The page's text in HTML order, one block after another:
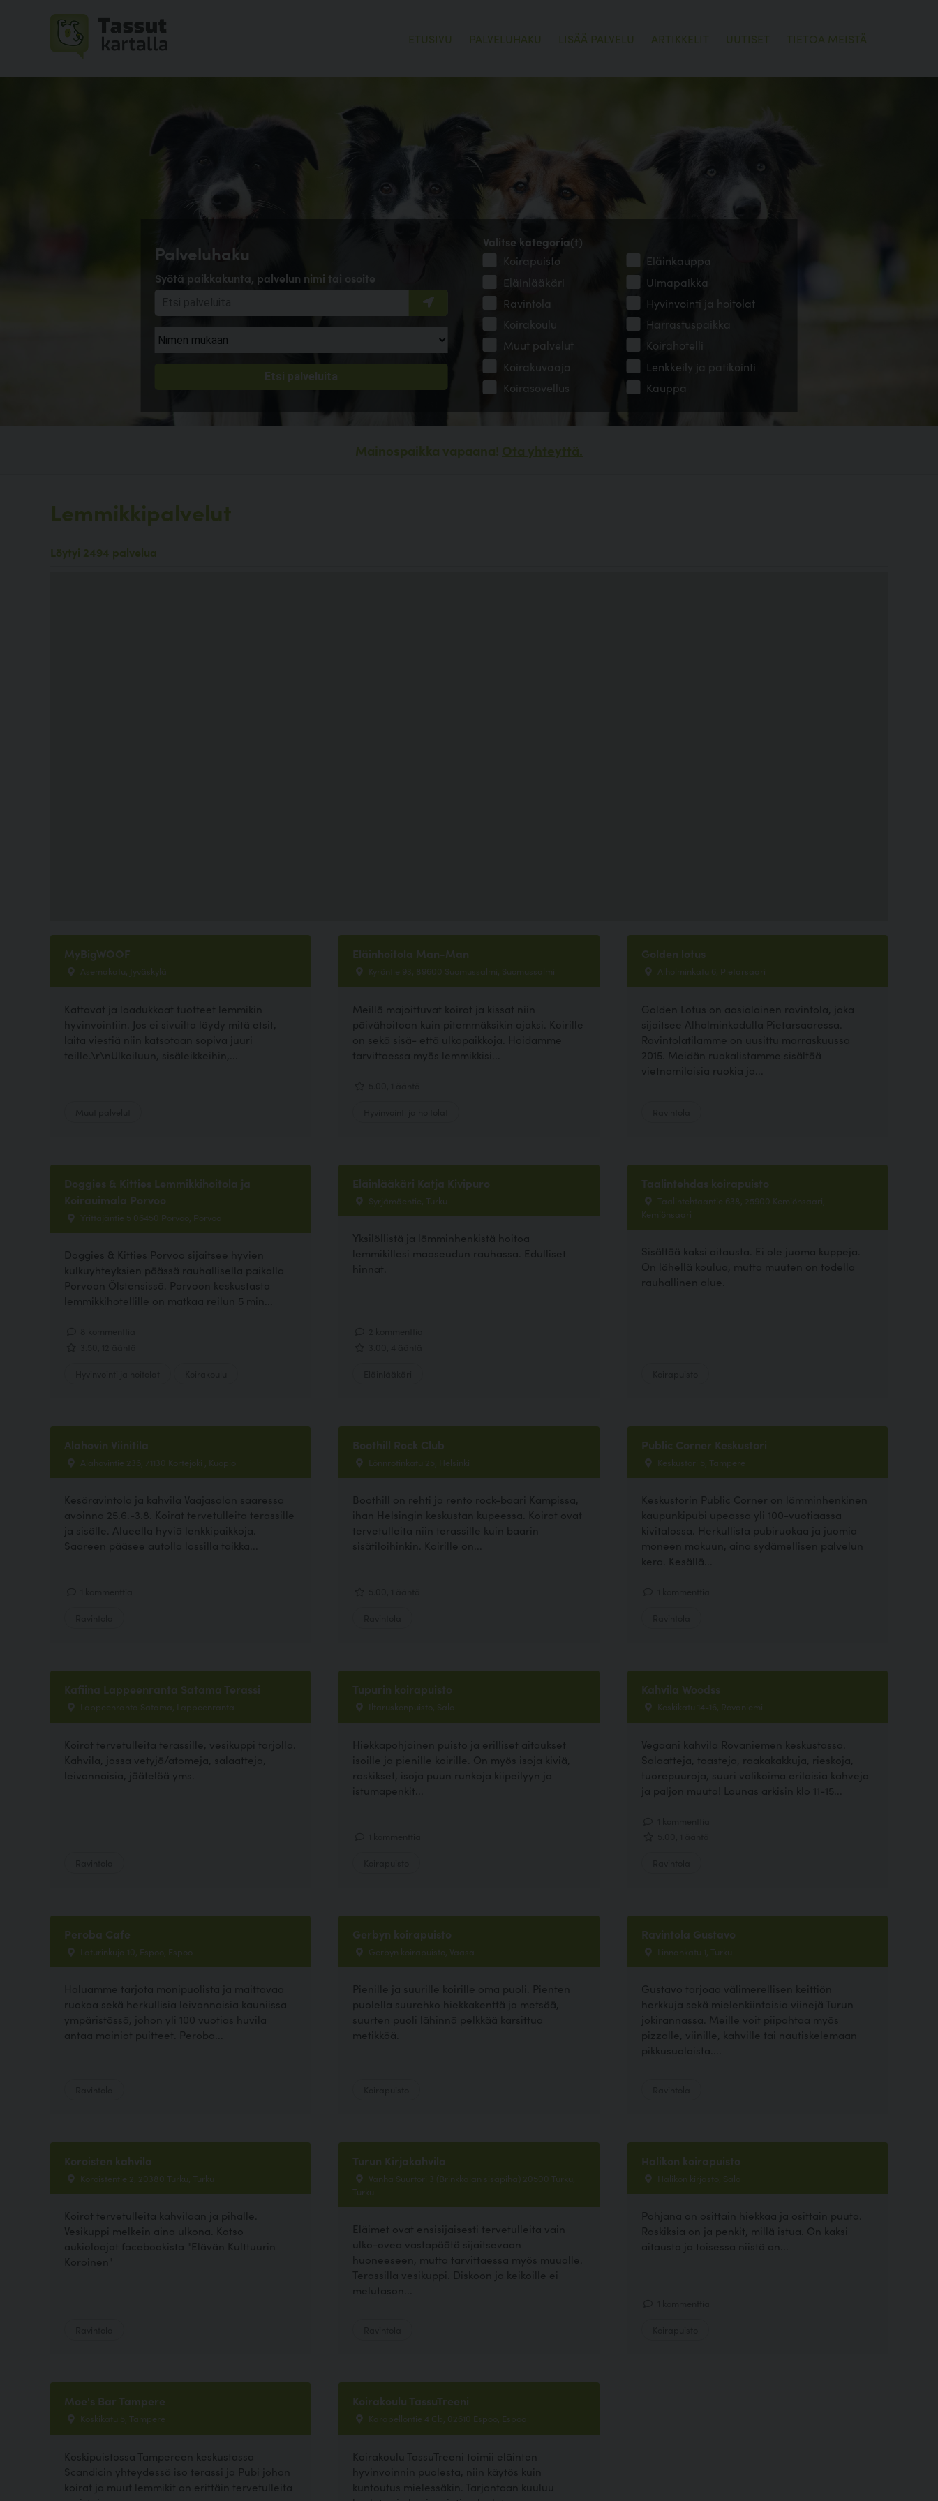
ETUSIVU PALVELUHAKU LISÄÄ PALVELU ARTIKKELIT UUTISET TIETOA MEISTÄ
Palveluhaku
Syötä paikkakunta, palvelun nimi tai osoite
Valitse kategoria(t)
Koirapuisto
Eläinkauppa
Eläinlääkäri
Uimapaikka
Ravintola
Hyvinvointi ja hoitolat
Koirakoulu
Harrastuspaikka
Muut palvelut
Koirahotelli
Koirakuvaaja
Lenkkeily ja patikointi
Koirasovellus
Kauppa
Mainospaikka vapaana! Ota yhteyttä.
Lemmikkipalvelut
Löytyi 2494 palvelua
MyBigWOOF
Asemakatu, Jyväskylä
Kattavat ja laadukkaat tuotteet lemmikin
hyvinvointiin. Jos ei sivuilta löydy mitä etsit,
laita viestiä niin katsotaan sopiva juuri
teille.\r\nUlkoiluun, sisäleikkeihin,...
Eläinhoitola Man-Man
Kyröntie 93, 89600 Suomussalmi, Suomussalmi
Meillä majoittuvat koirat ja kissat niin
päivähoitoon kuin pitemmäksikin ajaksi. Koirille
on sekä sisä- että ulkopaikkoja. Hoidamme
tarvittaessa myös lemmikkisi...
Golden lotus
Alholminkatu 6, Pietarsaari
Golden Lotus on aasialainen ravintola, joka
sijaitsee Alholminkadulla Pietarsaaressa.
Ravintolatilamme on uusittu marraskuussa
2015. Meidän ruokalistamme sisältää
vietnamilaisia ruokia ja...
Doggies & Kitties Lemmikkihoitola ja
Koirauimala Porvoo
Yrittäjäntie 5 06450 Porvoo, Porvoo
Doggies & Kitties Porvoo sijaitsee hyvien
kulkuyhteyksien päässä rauhallisella paikalla
Porvoon Ölstensissä. Porvoon keskustasta
lemmikkihotellille on matkaa reilun 5 min...
Eläinlääkäri Katja Kivipuro
Syrjämäentie, Turku
Yksilöllistä ja lämminhenkistä hoitoa
lemmikillesi maaseudun rauhassa. Edulliset
hinnat.
Taalintehdas koirapuisto
Taalintehtaantie 638, 25900 Kemiönsaari,
Kemiönsaari
Sisältää kaksi aitausta. Ei ole juoma kuppeja.
On lähellä koulua, mutta muuten on todella
rauhallinen alue.
Alahovin Viinitila
Alahovintie 236, 71130 Kortejoki , Kuopio
Kesäravintola ja kahvila Vaajasalon saaressa
avoinna 25.6.-3.8. Koirat tervetulleita terassille
ja sisälle. Alueella hyviä lenkkipaikkoja.
Saareen pääsee autolla lossilla taikka...
Boothill Rock Club
Lönnrotinkatu 25, Helsinki
Boothill on rehti ja rento rock-baari Kampissa,
ihan Helsingin keskustan kupeessa. Koirat ovat
tervetulleita niin terassille kuin baarin
sisätiloihinkin. Koirille on...
Public Corner Keskustori
Keskustori 5, Tampere
Keskustorin Public Corner on lämminhenkinen
kaupunkipubi upeassa yli 100-vuotiaassa
kivitalossa. Herkullista pubiruokaa ja juomia
moneen makuun, aina sydämellisen palvelun
kera. Kesällä...
Kafiina Lappeenranta Satama Terassi
Lappeenranta Satama, Lappeenranta
Koirat tervetulleita terassille, vesikuppi tarjolla.
Kahvila, jossa vetyjä/atomeja, salaatteja,
leivonnaisia, jäätelöä yms.
Tupurin koirapuisto
Iltaruskonpuisto, Salo
Hiekkapohjainen puisto ja erilliset aitaukset
isoille ja pienille koirille. On myös isoja kiviä,
roskikset, isoja puun runkoja kiipeilyyn ja
istumapenkit...
Kahvila Woodss
Koskikatu 14-16, Rovaniemi
Vegaani kahvila Rovaniemen keskustassa.
Salaatteja, toasteja, raakakakkuja, rieskoja,
tuorepuuroja, suuri valikoima erilaisia kahveja
ja paljon muuta! Lounas arkisin klo 11-15...
Peroba Cafe
Laturinkuja 10, Espoo, Espoo
Haluamme tarjota monipuolista ja maittavaa
ruokaa sekä herkullisia leivonnaisia kauniissa
ympäristössä, johon yli 100 vuotias huvila
antaa mainiot puitteet. Peroba...
Gerbyn koirapuisto
Gerbyn koirapuisto, Vaasa
Pienille ja suurille koirille oma puoli. Pienten
puolella suurehko hiekkakenttä ja metsää,
suurten puoli lähinnä pelkkää karsittua
metikköä.
Ravintola Gustavo
Linnankatu 1, Turku
Gustavo tarjoaa välimerellisen keittiön
herkkuja sekä mielenkiintoisia viinejä Turun
jokirannassa. Meille voit piipahtaa myös
pizzalle, viinille, kahville tai nautiskelemaan
pikkusuolaista....
Koroisten kahvila
Koroistentie 2, 20380 Turku, Turku
Koirat tervetulleita kahvilaan ja pihalle.
Vesikuppi melkein aina ulkona. Katso
aukioloajat facebookista "Elävän Kulttuurin
Koroinen"
Turun Kirjakahvila
Vanha Suurtori 3 (Brinkkalan sisäpiha) 20500 Turku,
Turku
Eläimet ovat ensisijaisesti tervetulleita vain
ulko-ovea vastapäätä sijaitsevaan
huoneeseen, mutta tarvittaessa myös muualle.
Terassilla vesikuppi. Diskoon ja keikoille ei
melutason...
Halikon koirapuisto
Halikon kirjasto, Salo
Pohjana on osittain hiekkaa ja osittain puuta.
Roskiksia on ja penkit, millä istua. On kaksi
aitausta ja toisessa niistä on...
Moe's Bar Tampere
Koskikatu 5, Tampere
Koskipuistossa Tampereen keskustassa
Scandicin yhteydessä iso terassi ja Pubi johon
koirat ja muut lemmikit on erittäin tervetulleita
Koirakoulu TassuTreeni
Karapellontie 4 Cb, 02610 Espoo, Espoo
Koirakoulu TassuTreeni toimii eläinten
hyvinvoinnin puolesta, niin käytös kuin
kuntoutus mielessäkin. Tarjontaan kuuluu